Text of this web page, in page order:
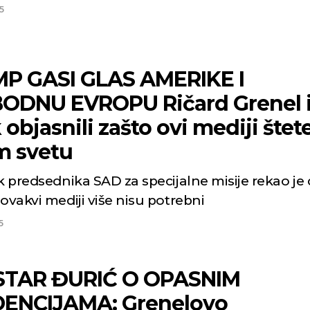
GASI GLAS AMERIKE I
EVROPU Ričard Grenel
objasnili zašto ovi mediji
svetu
predsednika SAD za specijalne misije rekao je
mediji više nisu potrebni
ĐURIĆ O OPASNIM
Grenelovo
s
45 %
Beograd
24°C
Max temp: 35
°C
Vetar:
m/s
Vlažnost:64 %